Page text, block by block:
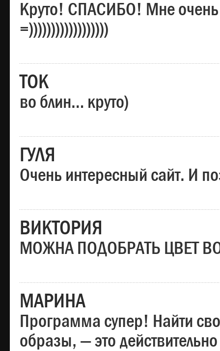
Круто! СПАСИБО! Мне
=))))))))))))))))))
ТОК
во блин… круто)
ГУЛЯ
Очень интересный сайт. И
ВИКТОРИЯ
МОЖНА ПОДОБРАТЬ ЦВЕТ
МАРИНА
Программа супер! Найти
образы, — это